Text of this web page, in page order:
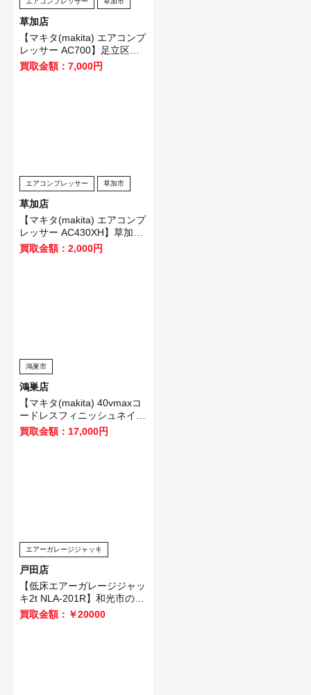
草加店
【マキタ(makita) エアコンプ
レッサー AC700】足立区の
お客様から買取させて頂きま
した！
買取金額：7,000円
エアコンプレッサー 草加市
草加店
【マキタ(makita) エアコンプ
レッサー AC430XH】草加市
のお客様から買取させて頂き
ました！
買取金額：2,000円
鴻巣市
鴻巣店
【マキタ(makita) 40vmaxコ
ードレスフィニッシュネイラ
FN001GZ】を鴻巣市のお客
様から買取させていただきま
買取金額：17,000円
エアーガレージジャッキ
戸田店
【低床エアーガレージジャッ
キ2t NLA-201R】和光市のお
客様から買取させて頂きまし
買取金額：￥20000